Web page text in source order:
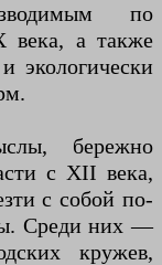
по
века, а также
экологически
бережно
с XII века,
с собой по-
Среди них —
кружев,